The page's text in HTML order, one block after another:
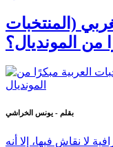
(المنتخبات
من المونديال؟
بقلم - يونس الخراشي
لا نقاش فيها، إلا أنه